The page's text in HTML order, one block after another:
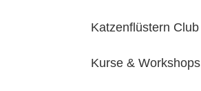
Katzenflüstern Club
Kurse & Workshops